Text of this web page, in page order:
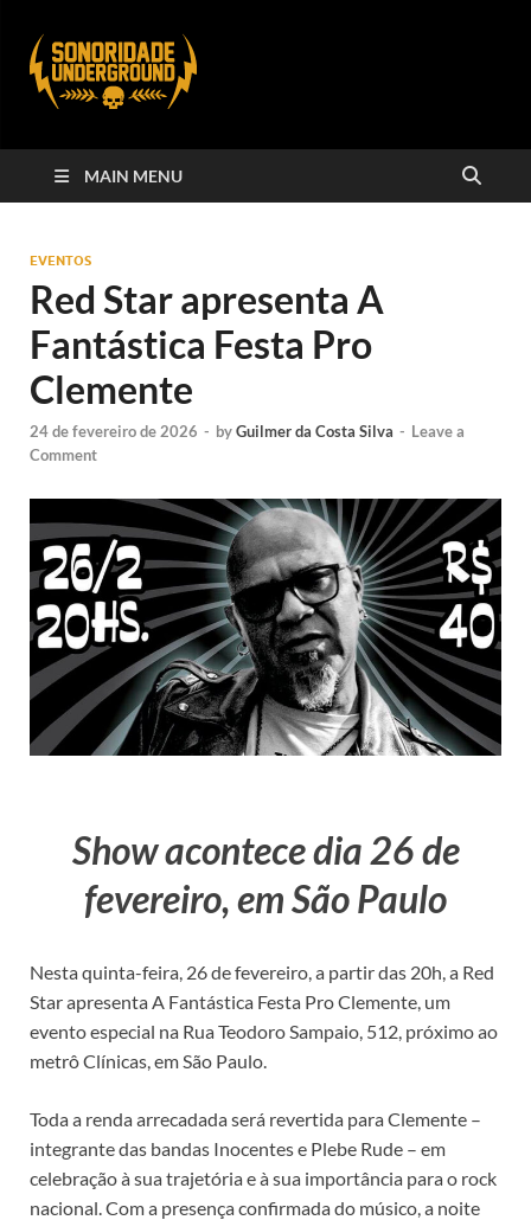
MAIN MENU
EVENTOS
Red Star apresenta A
Fantástica Festa Pro
Clemente
24 de fevereiro de 2026 - byGuilmer da Costa Silva - Leave a
Comment
Show acontece dia 26 de
fevereiro, em São Paulo
Nesta quinta-feira, 26 de fevereiro, a partir das 20h, a Red
Star apresenta A Fantástica Festa Pro Clemente, um
evento especial na Rua Teodoro Sampaio, 512, próximo ao
metrô Clínicas, em São Paulo.
Toda a renda arrecadada será revertida para Clemente –
integrante das bandas Inocentes e Plebe Rude – em
celebração à sua trajetória e à sua importância para o rock
nacional. Com a presença confirmada do músico, a noite